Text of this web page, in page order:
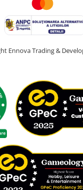
Ennova Trading &